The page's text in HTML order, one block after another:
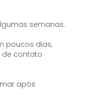
semanas.
poucos dias,
de contato
após